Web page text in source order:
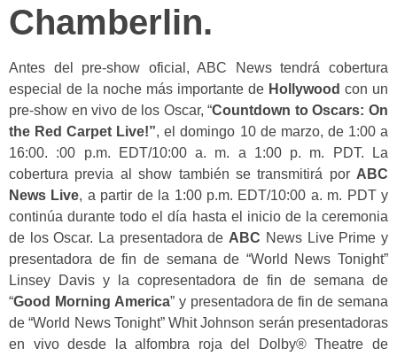
Chamberlin.
Antes del pre-show oficial, ABC News tendrá cobertura
especial de la noche más importante de Hollywood con un
pre-show en vivo de los Oscar, “Countdown to Oscars: On
the Red Carpet Live!”, el domingo 10 de marzo, de 1:00 a
16:00. :00 p.m. EDT/10:00 a. m. a 1:00 p. m. PDT. La
cobertura previa al show también se transmitirá porABC
News Live, a partir de la 1:00 p.m. EDT/10:00 a. m. PDT y
continúa durante todo el día hasta el inicio de la ceremonia
de los Oscar. La presentadora de ABC News Live Prime y
presentadora de fin de semana de “World News Tonight”
Linsey Davis y la copresentadora de fin de semana de
“Good Morning America” y presentadora de fin de semana
de “World News Tonight” Whit Johnson serán presentadoras
en vivo desde la alfombra roja del Dolby® Theatre de